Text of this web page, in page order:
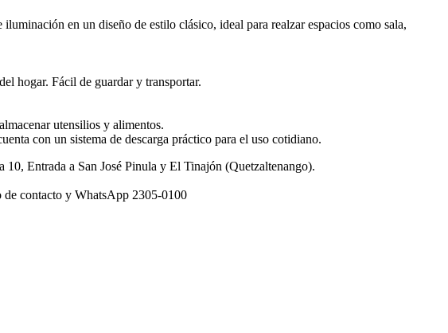
en un diseño de estilo clásico, ideal para realzar espacios como sala,
hogar. Fácil de guardar y transportar.
utensilios y alimentos.
con un sistema de descarga práctico para el uso cotidiano.
10, Entrada a San José Pinula y El Tinajón (Quetzaltenango).
de contacto y WhatsApp 2305-0100